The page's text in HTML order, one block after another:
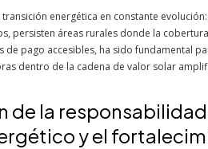
transición energética en constante
persisten áreas rurales donde la
de pago accesibles, ha sido fundamental
dentro de la cadena de valor solar
de la responsabilidad
y el